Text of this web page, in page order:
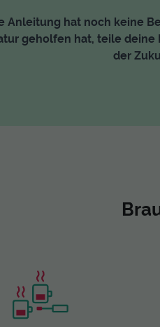
Anleitung hat noch keine
geholfen hat, teile deine
der